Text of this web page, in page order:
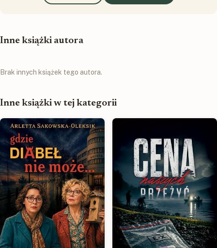
Inne książki autora
Brak innych książek tego autora.
Inne książki w tej kategorii